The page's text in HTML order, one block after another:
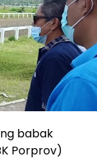
babak
Porprov)